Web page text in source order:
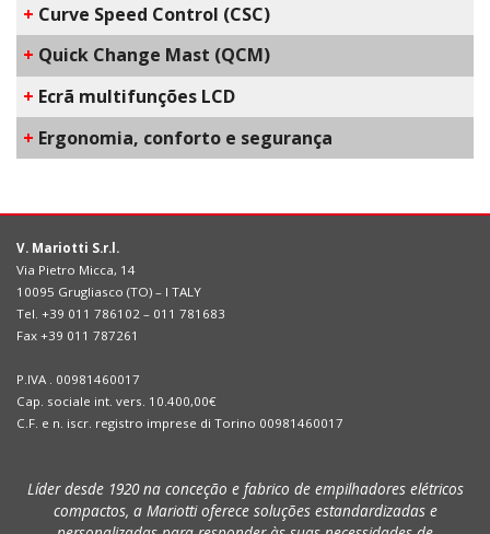
+ C​urve Speed Control​ (CSC)
+ Q​uick Change Mast​ (QCM)
+ Ecrã multifunções LCD
+ ​Ergonomia, conforto e segurança
V. Mariotti S.r.l.
Via Pietro Micca, 14
10095 Grugliasco (TO) – I TALY
Tel. +39 011 786102 – 011 781683
Fax +39 011 787261
P.IVA . 00981460017
Cap. sociale int. vers. 10.400,00€
C.F. e n. iscr. registro imprese di Torino 00981460017
Líder desde 1920 na conceção e fabrico de empilhadores elétricos
compactos, a Mariotti oferece soluções estandardizadas e